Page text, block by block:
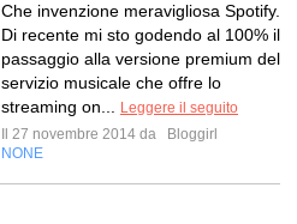
Che invenzione meravigliosa Spotify.
Di recente mi sto godendo al 100% il
passaggio alla versione premium del
servizio musicale che offre lo
streaming on...
Leggere il seguito
Il 27 novembre 2014 da
Bloggirl
NONE